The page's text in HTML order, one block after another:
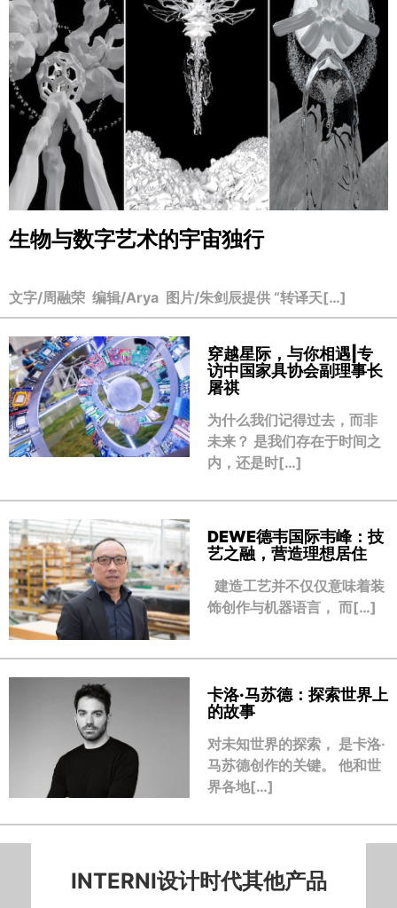
生物与数字艺术的宇宙独行
文字/周融荣 编辑/Arya 图片/朱剑辰提供 “转译天[…]
穿越星际，与你相遇|专
访中国家具协会副理事长
屠祺
为什么我们记得过去，而非
未来？ 是我们存在于时间之
内，还是时[…]
DEWE德韦国际韦峰：技
艺之融，营造理想居住
建造工艺并不仅仅意味着装
饰创作与机器语言， 而[…]
卡洛·马苏德：探索世界上
的故事
对未知世界的探索， 是卡洛·
马苏德创作的关键。 他和世
界各地[…]
INTERNI设计时代其他产品